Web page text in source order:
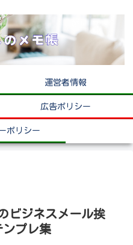
運営者情報
広告ポリシー
ポリシー
ビジネスメール挨
ンプレ集